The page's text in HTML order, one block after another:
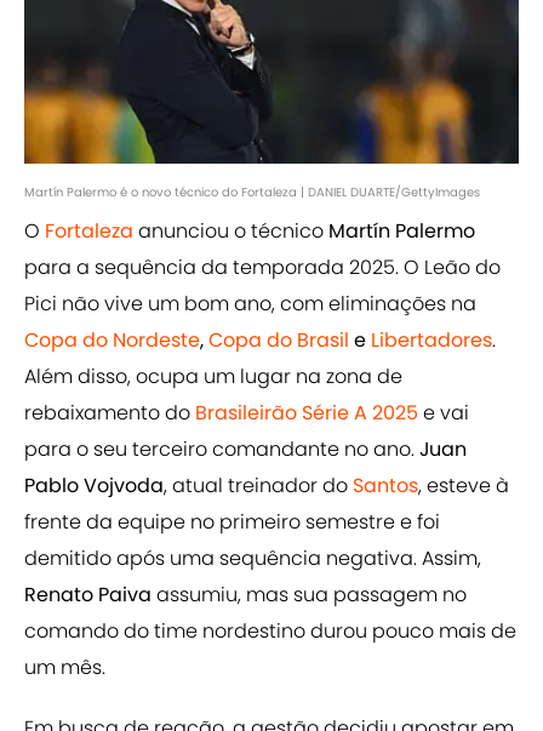
Martín Palermo é o novo técnico do Fortaleza | DANIEL DUARTE/GettyImages
O Fortaleza anunciou o técnico Martín Palermo
para a sequência da temporada 2025. O Leão do
Pici não vive um bom ano, com eliminações na
Copa do Nordeste,Copa do Brasil e Libertadores.
Além disso, ocupa um lugar na zona de
rebaixamento do Brasileirão Série A 2025 e vai
para o seu terceiro comandante no ano.Juan
Pablo Vojvoda, atual treinador do Santos, esteve à
frente da equipe no primeiro semestre e foi
demitido após uma sequência negativa. Assim,
Renato Paiva assumiu, mas sua passagem no
comando do time nordestino durou pouco mais de
um mês.